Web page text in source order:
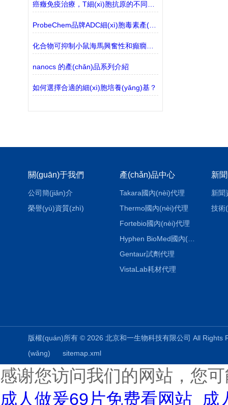
ProbeChem品牌ADC細(xì)胞毒素產(chǎn)品有什么？
化合物可抑制小鼠海馬興奮性和癲癇發(fā)作傾向
nanocs 的產(chǎn)品系列介紹
如何選擇合適的細(xì)胞培養(yǎng)基？
關(guān)于我們
公司簡(jiǎn)介
榮譽(yù)資質(zhì)
產(chǎn)品中心
Takara國內(nèi)代理
Thermo國內(nèi)代理
Fortebio國內(nèi)代理
Hyphen BioMed國內(nèi)代理
Gentaur試劑代理
VistaLab耗材代理
新
新聞
技術
版權(quán)所有 © 2026 北京和一生物科技有限公司 All
(wǎng)
sitemap.xml
感谢您访问我们的网站，您
成人做爰69片免费看网站_